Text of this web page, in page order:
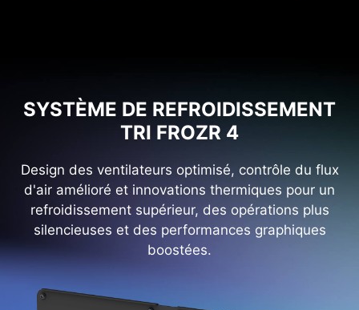
SYSTÈME DE REFROIDISSEMENT
TRI FROZR 4
Design des ventilateurs optimisé, contrôle du flux
d'air amélioré et innovations thermiques pour un
refroidissement supérieur, des opérations plus
silencieuses et des performances graphiques
boostées.